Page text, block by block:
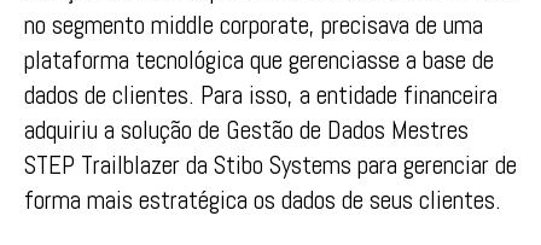
no segmento middle corporate, precisava de uma
plataforma tecnológica que gerenciasse a base de
dados de clientes. Para isso, a entidade financeira
adquiriu a solução de Gestão de Dados Mestres
STEP Trailblazer da Stibo Systems para gerenciar de
forma mais estratégica os dados de seus clientes.